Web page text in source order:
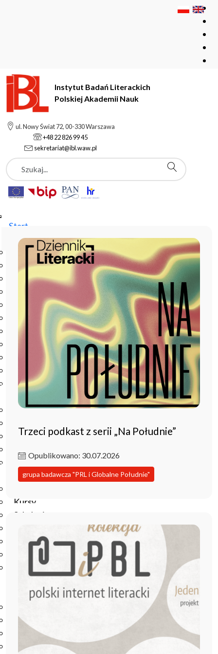
Instytut Badań Literackich
Polskiej Akademii Nauk
ul. Nowy Świat 72, 00-330 Warszawa
+48 22 826 99 45
sekretariat@ibl.waw.pl
Szukaj
Start
Instytut
O Instytucie
Aktualności
Dyrekcja IBL PAN
Pracownie i zespoły
Pracownicy
Administracja
Regulamin afiliowania przy IBL PAN
Archiwum
Instytucje współpracujące
Zamówienia publiczne
Nauka i badania
Bazy danych
Podręczniki
Repozytorium RCIN
Otwarta nauka
Edukacja
Kursy
Szkolenia
Szkoła Doktorska Anthropos
Erasmus
Olimpiada Literatury i Języka Polskiego
Olimpiada Literatury i Języka Polskiego dla Szkół
Biblioteka
Godziny otwarcia
Katalog
Nowości
Instytut Badań Literackich Polskiej Akademii Nauk
Aktualności
Aktualności
Trzeci podkast z serii „Na Południe”
Opublikowano: 30.07.2026
grupa badawcza "PRL i Globalne Południe"